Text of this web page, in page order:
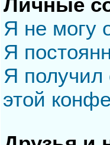
Я не могу
Я
Я получил
этой